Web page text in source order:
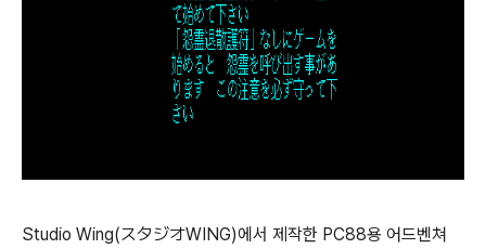
Studio Wing(スタジオWING)에서 제작한 PC88용 어드벤쳐